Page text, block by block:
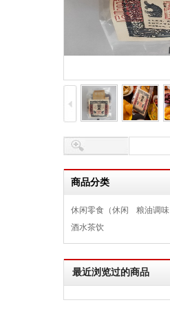
商品分类
休闲零食（休闲
食品）
粮油调味
酒水茶饮
最近浏览过的商品